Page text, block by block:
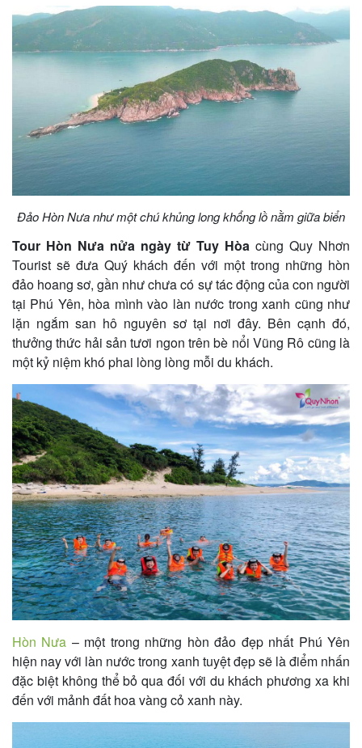
Cảm
hàng
Liên
hệ
Đảo Hòn Nưa như một chú khủng long khổng lồ nằm giữa biển
Tour Hòn Nưa nửa ngày từ Tuy Hòa cùng Quy Nhơn
Tourist sẽ đưa Quý khách đến với một trong những hòn
đảo hoang sơ, gần như chưa có sự tác động của con người
tại Phú Yên, hòa mình vào làn nước trong xanh cũng như
lặn ngắm san hô nguyên sơ tại nơi đây. Bên cạnh đó,
thưởng thức hải sản tươi ngon trên bè nổi Vũng Rô cũng là
một kỷ niệm khó phai lòng lòng mỗi du khách.
Hòn Nưa – một trong những hòn đảo đẹp nhất Phú Yên
hiện nay với làn nước trong xanh tuyệt đẹp sẽ là điểm nhấn
đặc biệt không thể bỏ qua đối với du khách phương xa khi
đến với mảnh đất hoa vàng cỏ xanh này.